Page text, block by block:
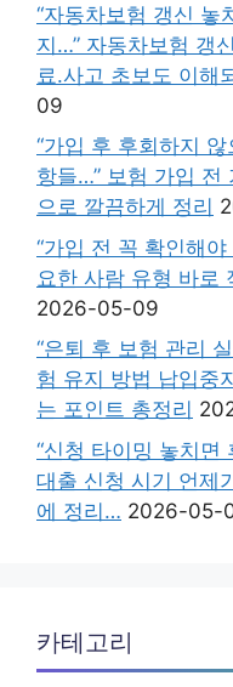
“자동차보험 갱신 놓
지…” 자동차보험 갱
료.사고 초보도 이해
09
“가입 후 후회하지
항들…” 보험 가입 전
으로 깔끔하게 정리
“가입 전 꼭 확인해
요한 사람 유형 바로
2026-05-09
“은퇴 후 보험 관리
험 유지 방법 납입중
는 포인트 총정리
“신청 타이밍 놓치면
대출 신청 시기 언제
에 정리… 2026-05-
카테고리